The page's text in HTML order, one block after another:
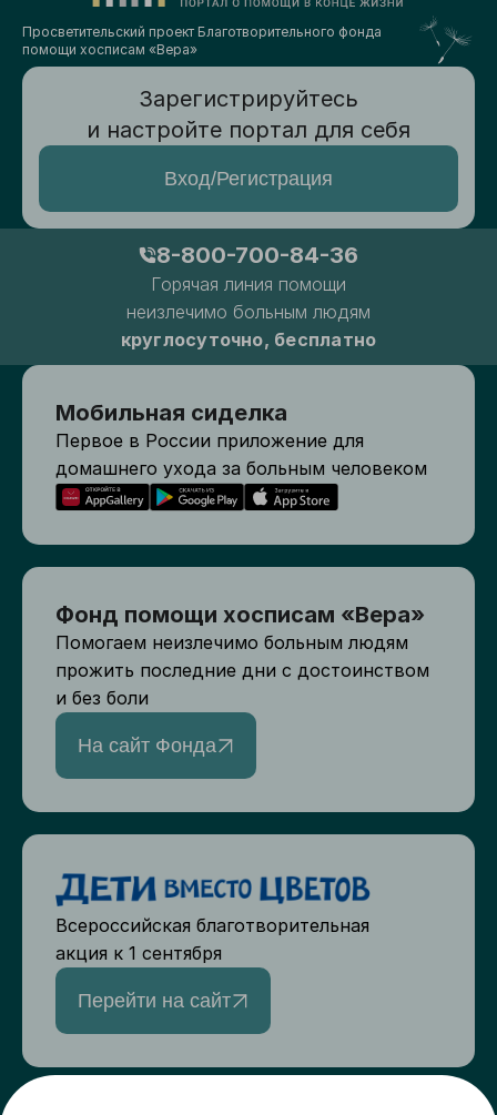
Просветительский проект Благотворительного фонда
помощи хосписам «Вера»
Зарегистрируйтесь
и настройте портал для себя
Вход/Регистрация
8-800-700-84-36
Горячая линия помощи
неизлечимо больным людям
круглосуточно, бесплатно
Мобильная сиделка
Первое в России приложение для
домашнего ухода за больным человеком
Фонд помощи хосписам «Вера»
Помогаем неизлечимо больным людям
прожить последние дни с достоинством
и без боли
На сайт Фонда
Всероссийская благотворительная
акция к 1 сентября
Перейти на сайт